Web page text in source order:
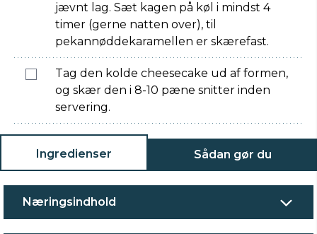
jævnt lag. Sæt kagen på køl i mindst 4
timer (gerne natten over), til
pekannøddekaramellen er skærefast.
Tag den kolde cheesecake ud af formen,
og skær den i 8-10 pæne snitter inden
servering.
Ingredienser Sådan gør du
Næringsindhold